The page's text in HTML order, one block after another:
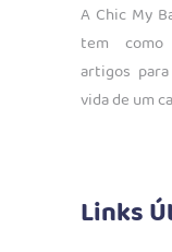
A Chic My
tem como
artigos
vida de um
Links